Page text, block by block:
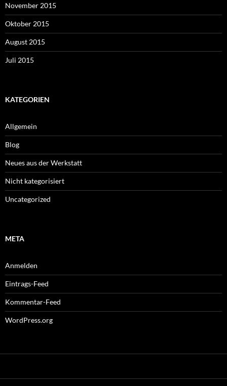
November 2015
Oktober 2015
August 2015
Juli 2015
KATEGORIEN
Allgemein
Blog
Neues aus der Werkstatt
Nicht kategorisiert
Uncategorized
META
Anmelden
Eintrags-Feed
Kommentar-Feed
WordPress.org